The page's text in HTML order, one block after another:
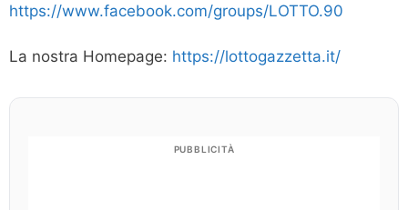
https://www.facebook.com/groups/LOTTO.90
La nostra Homepage: https://lottogazzetta.it/
PUBBLICITÀ